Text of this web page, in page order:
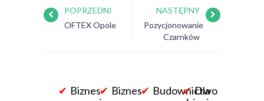
POPRZEDNI
OFTEX Opole
NASTĘPNY
Pozycjonowanie
Czarnków
Biznes
Biznes
Budownictwo
Dla